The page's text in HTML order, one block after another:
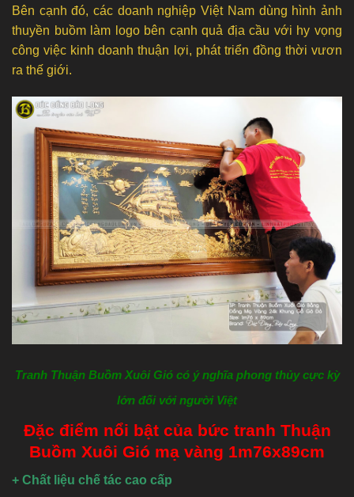
Bên cạnh đó, các doanh nghiệp Việt Nam dùng hình ảnh
thuyền buồm làm logo bên cạnh quả địa cầu với hy vọng
công việc kinh doanh thuận lợi, phát triển đồng thời vươn
ra thế giới.
Tranh Thuận Buồm Xuôi Gió có ý nghĩa phong thủy cực kỳ
lớn đối với người Việt
Đặc điểm nổi bật của bức tranh Thuận
Buồm Xuôi Gió mạ vàng 1m76x89cm
+ Chất liệu chế tác cao cấp